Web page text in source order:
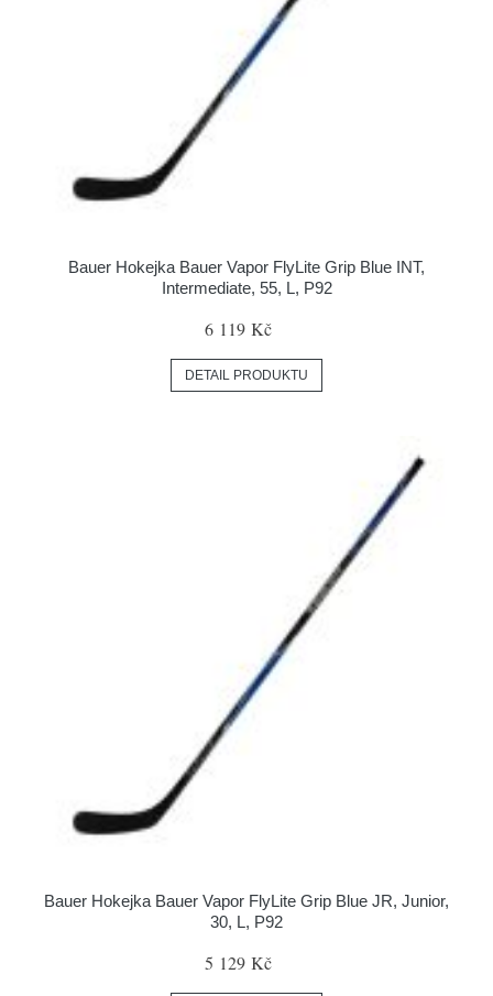
Bauer Hokejka Bauer Vapor FlyLite Grip Blue INT,
Intermediate, 55, L, P92
6 119 Kč
DETAIL PRODUKTU
Bauer Hokejka Bauer Vapor FlyLite Grip Blue JR, Junior,
30, L, P92
5 129 Kč